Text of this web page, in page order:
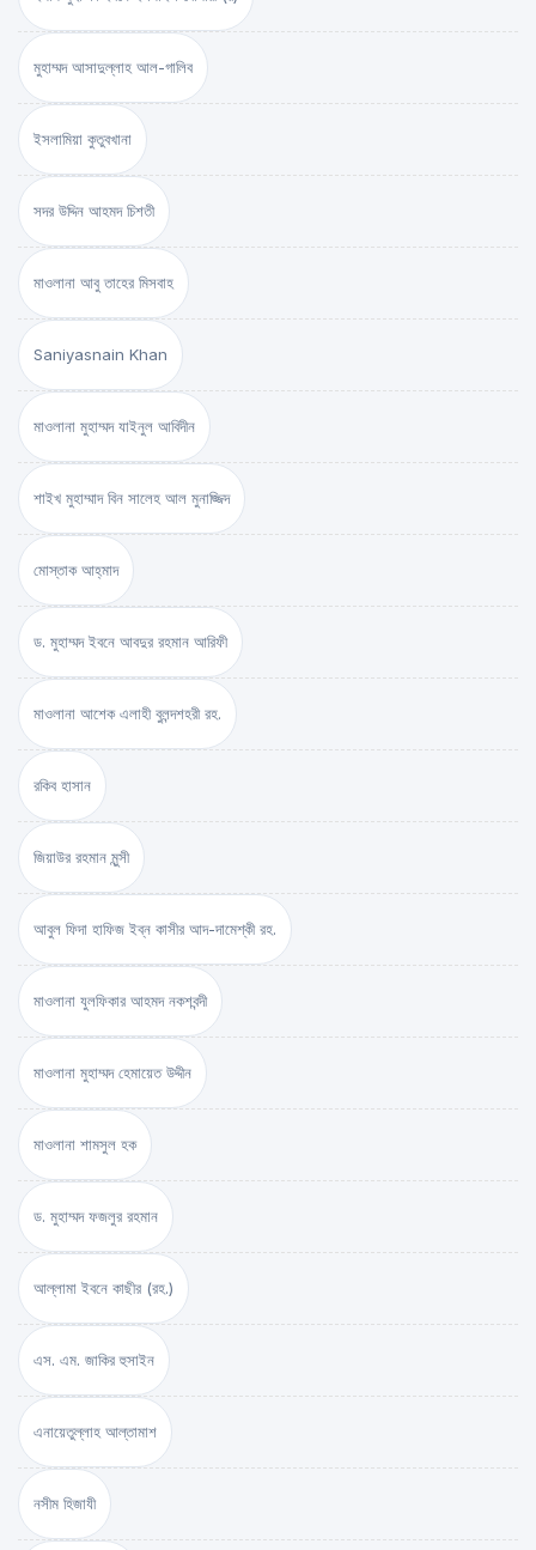
মুহাম্মদ আসাদুল্লাহ আল-গালিব
ইসলামিয়া কুতুবখানা
সদর উদ্দিন আহমদ চিশতী
মাওলানা আবু তাহের মিসবাহ
Saniyasnain Khan
মাওলানা মুহাম্মদ যাইনুল আবিদীন
শাইখ মুহাম্মাদ বিন সালেহ আল মুনাজ্জিদ
মোস্তাক আহ্‌মাদ
ড. মুহাম্মদ ইবনে আবদুর রহমান আরিফী
মাওলানা আশেক এলাহী বুলন্দশহরী রহ.
রকিব হাসান
জিয়াউর রহমান মুন্সী
আবুল ফিদা হাফিজ ইব্‌ন কাসীর আদ-দামেশ্‌কী রহ.
মাওলানা যুলফিকার আহমদ নকশবন্দী
মাওলানা মুহাম্মদ হেমায়েত উদ্দীন
মাওলানা শামসুল হক
ড. মুহাম্মদ ফজলুর রহমান
আল্লামা ইবনে কাছীর (রহ.)
এস. এম. জাকির হুসাইন
এনায়েতুল্লাহ আল্‌তামাশ
নসীম হিজাযী